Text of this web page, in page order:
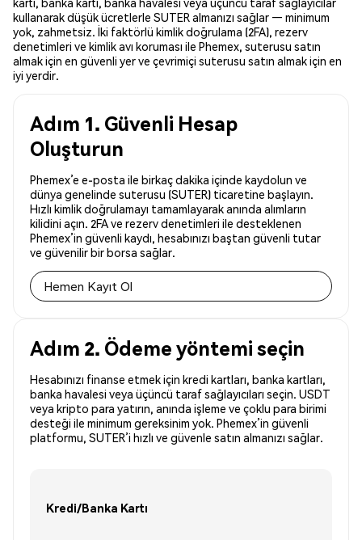
kullanarak düşük ücretlerle SUTER almanızı sağlar — minimum
yok, zahmetsiz. İki faktörlü kimlik doğrulama (2FA), rezerv
denetimleri ve kimlik avı koruması ile Phemex, suterusu satın
almak için en güvenli yer ve çevrimiçi suterusu satın almak için en
iyi yerdir.
Adım 1. Güvenli Hesap
Oluşturun
Phemex’e e-posta ile birkaç dakika içinde kaydolun ve
dünya genelinde suterusu (SUTER) ticaretine başlayın.
Hızlı kimlik doğrulamayı tamamlayarak anında alımların
kilidini açın. 2FA ve rezerv denetimleri ile desteklenen
Phemex’in güvenli kaydı, hesabınızı baştan güvenli tutar
ve güvenilir bir borsa sağlar.
Hemen Kayıt Ol
Adım 2. Ödeme yöntemi seçin
Hesabınızı finanse etmek için kredi kartları, banka kartları,
banka havalesi veya üçüncü taraf sağlayıcıları seçin. USDT
veya kripto para yatırın, anında işleme ve çoklu para birimi
desteği ile minimum gereksinim yok. Phemex’in güvenli
platformu, SUTER’i hızlı ve güvenle satın almanızı sağlar.
Kredi/Banka Kartı